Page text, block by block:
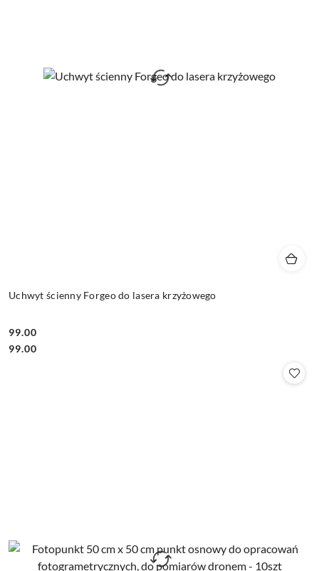
Uchwyt ścienny Forgeo do lasera krzyżowego
Cena:
99.00
Cena:
99.00